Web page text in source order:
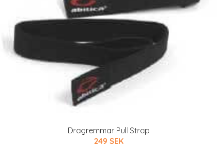
Dragremmar Pull Strap
249 SEK